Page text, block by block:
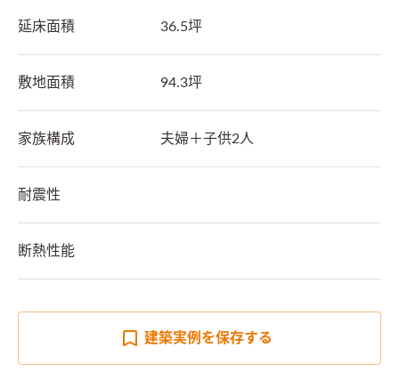
延床面積 36.5坪
敷地面積 94.3坪
家族構成 夫婦＋子供2人
耐震性
断熱性能
建築実例を保存する